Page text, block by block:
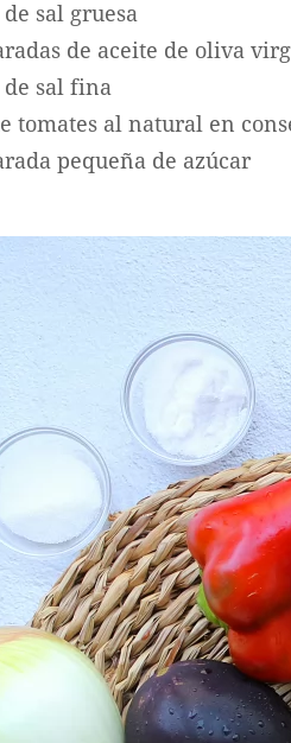
sal gruesa
de aceite de oliva
de sal fina
tomates al natural en
pequeña de azúcar